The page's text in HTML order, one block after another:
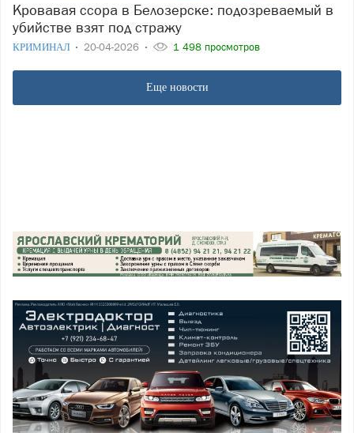
Кровавая ссора в Белозерске: подозреваемый в
убийстве взят под стражу
КРИМИНАЛ 20-04-2026 1 498 просмотров
Еще новости